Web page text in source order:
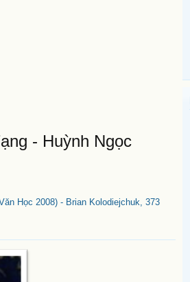
- Huỳnh Ngọc
Học 2008) - Brian Kolodiejchuk, 373